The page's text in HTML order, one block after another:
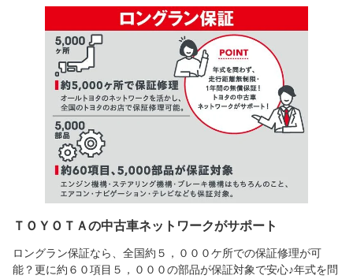
ＴＯＹＯＴＡの中古車ネットワークがサポート
ロングラン保証なら、全国約５，０００ケ所での保証修理が可
能？更に約６０項目５，０００の部品が保証対象で安心♪年式を問